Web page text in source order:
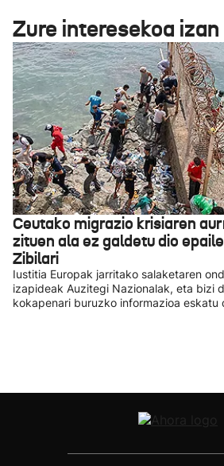
Zure interesekoa
Ceutako migrazio krisiaren
zituen ala ez galdetu dio
Zibilari
Iustitia Europak jarritako salaketaren
izapideak Auzitegi Nazionalak, eta bizi
kokapenari buruzko informazioa eskatu